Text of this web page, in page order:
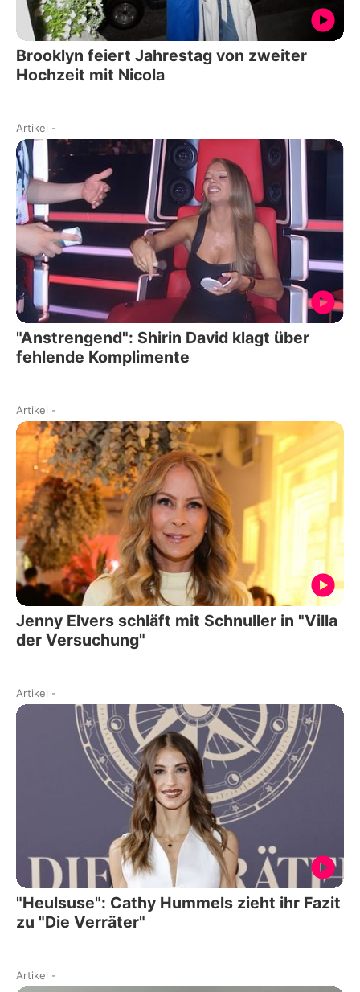
Brooklyn feiert Jahrestag von zweiter
Hochzeit mit Nicola
Artikel -
"Anstrengend": Shirin David klagt über
fehlende Komplimente
Artikel -
Jenny Elvers schläft mit Schnuller in "Villa
der Versuchung"
Artikel -
"Heulsuse": Cathy Hummels zieht ihr Fazit
zu "Die Verräter"
Artikel -